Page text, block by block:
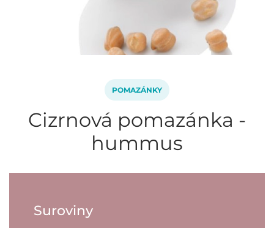
POMAZÁNKY
Cizrnová pomazánka -
hummus
Suroviny